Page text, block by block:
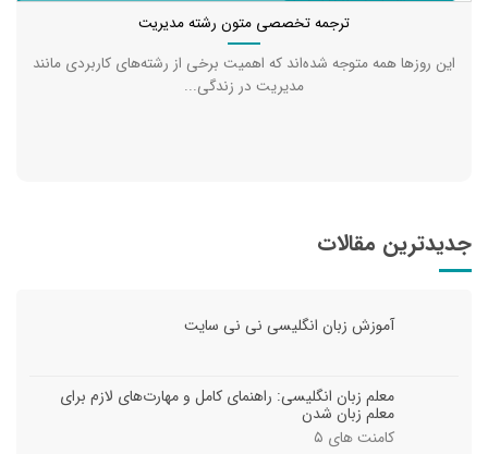
جدیدترین مقالات
آموزش زبان انگلیسی نی نی سایت
معلم زبان انگلیسی: راهنمای کامل و مهارت‌های لازم برای
معلم زبان شدن
کامنت های ۵
ترجمه تخصصی متون رشته مدیریت
این روزها همه متوجه شده‌اند که اهمیت برخی از رشته‌های کاربردی مانند
مدیریت در زندگی...